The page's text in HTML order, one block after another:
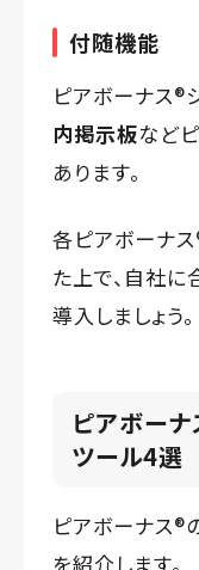
付随機能
ピアボーナス®️
内掲示板など
あります。
各ピアボーナ
た上で、自社
導入しましょう。
ピアボー
ツール4選
ピアボーナス®️
を紹介します。